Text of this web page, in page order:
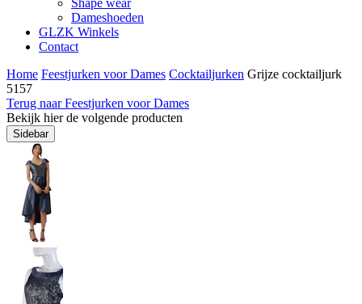
Shape wear
Dameshoeden
GLZK Winkels
Contact
Home Feestjurken voor Dames Cocktailjurken Grijze cocktailjurk
5157
Terug naar Feestjurken voor Dames
Bekijk hier de volgende producten
Sidebar